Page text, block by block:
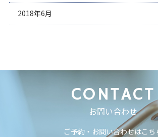
2018年6月
CONTACT
お問い合わせ
ご予約・お問い合わせはこち